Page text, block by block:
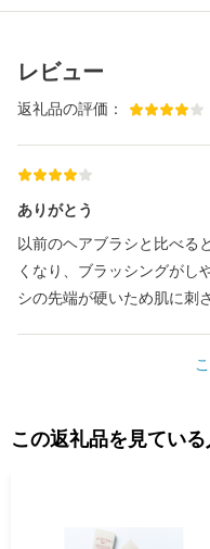
レビュー
返礼品の評価：
ありがとう
以前のヘアブラシと比べる
くなり、ブラッシングがし
シの先端が硬いため肌に刺
この返礼品を見てい